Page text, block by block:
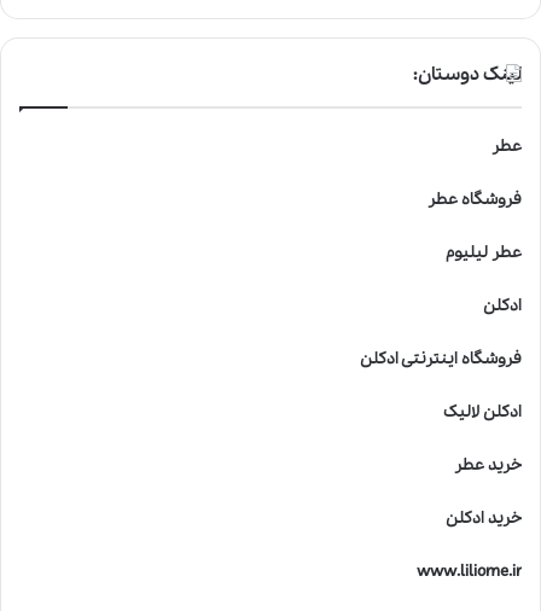
لینک دوستان:
عطر
فروشگاه عطر
عطر لیلیوم
ادکلن
فروشگاه اینترنتی ادکلن
ادکلن لالیک
خرید عطر
خرید ادکلن
www.liliome.ir